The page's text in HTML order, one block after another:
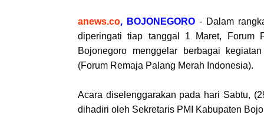
anews.co, BOJONEGORO - Dalam
diperingati tiap tanggal 1 Maret,
Forum
Bojonegoro menggelar berbagai
(Forum Remaja Palang Merah Indonesia).
Acara diselenggarakan pada hari Sabtu,
dihadiri oleh Sekretaris PMI Kabupaten